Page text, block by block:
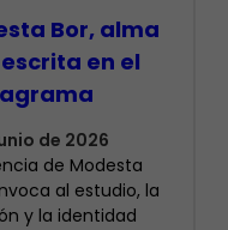
Bor, alma
en el
de 2026
de Modesta
al estudio, la
y la identidad